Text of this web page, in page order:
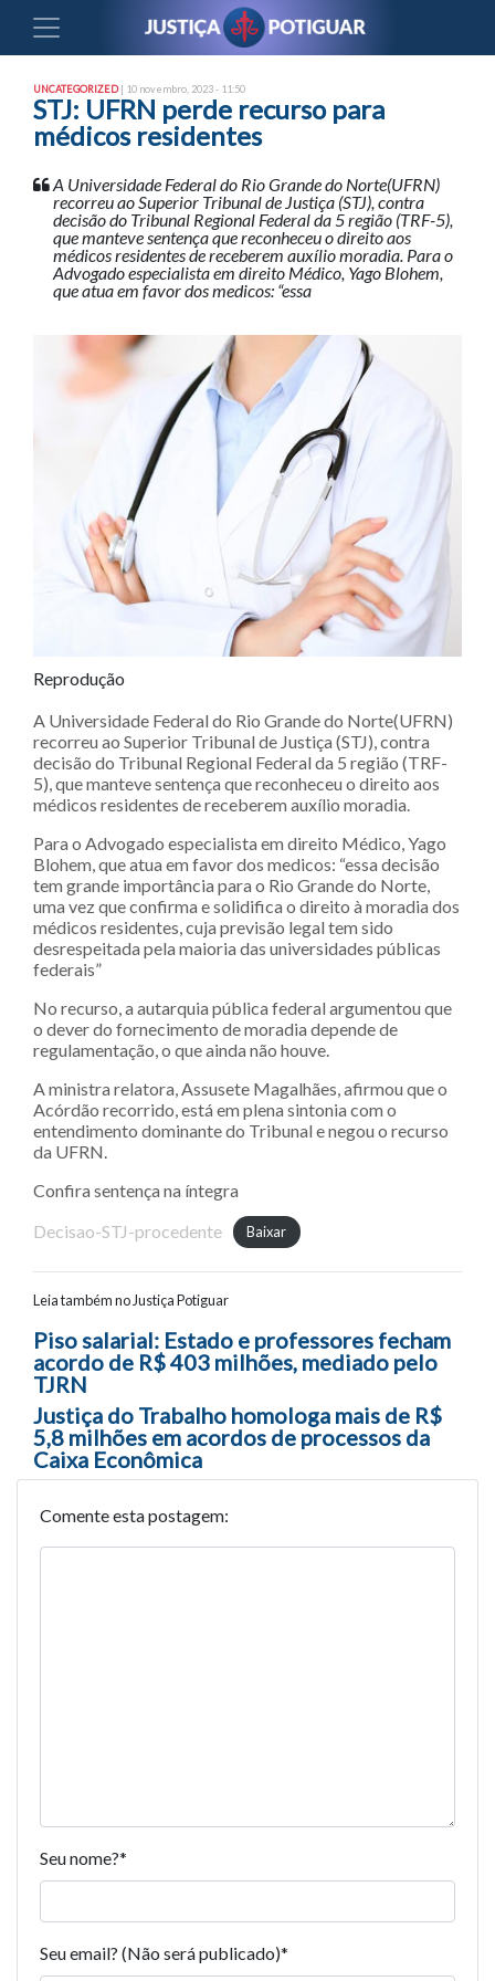
UNCATEGORIZED| 10 novembro, 2023 - 11:50
STJ: UFRN perde recurso para
médicos residentes
A Universidade Federal do Rio Grande do Norte(UFRN)
recorreu ao Superior Tribunal de Justiça (STJ), contra
decisão do Tribunal Regional Federal da 5 região (TRF-5),
que manteve sentença que reconheceu o direito aos
médicos residentes de receberem auxílio moradia. Para o
Advogado especialista em direito Médico, Yago Blohem,
que atua em favor dos medicos: “essa
Reprodução
A Universidade Federal do Rio Grande do Norte(UFRN)
recorreu ao Superior Tribunal de Justiça (STJ), contra
decisão do Tribunal Regional Federal da 5 região (TRF-
5), que manteve sentença que reconheceu o direito aos
médicos residentes de receberem auxílio moradia.
Para o Advogado especialista em direito Médico, Yago
Blohem, que atua em favor dos medicos: “essa decisão
tem grande importância para o Rio Grande do Norte,
uma vez que confirma e solidifica o direito à moradia dos
médicos residentes, cuja previsão legal tem sido
desrespeitada pela maioria das universidades públicas
federais”
No recurso, a autarquia pública federal argumentou que
o dever do fornecimento de moradia depende de
regulamentação, o que ainda não houve.
A ministra relatora, Assusete Magalhães, afirmou que o
Acórdão recorrido, está em plena sintonia com o
entendimento dominante do Tribunal e negou o recurso
da UFRN.
Confira sentença na íntegra
Decisao-STJ-procedente
Baixar
Leia também no Justiça Potiguar
Navegação entre posts
Piso salarial: Estado e professores fecham
acordo de R$ 403 milhões, mediado pelo
TJRN
Justiça do Trabalho homologa mais de R$
5,8 milhões em acordos de processos da
Caixa Econômica
Comente esta postagem:
Seu nome?*
Seu email? (Não será publicado)*